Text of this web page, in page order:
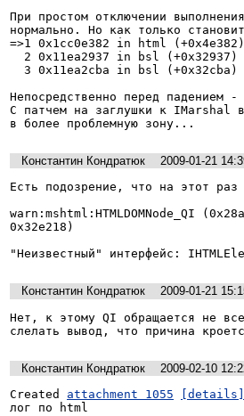
При простом отключении
нормально. Но как только
=>1 0x1cc0e382 in html
Непосредственно перед падением
С патчем на заглушки к IMarshal
в более проблемную зону...
Константин Кондратюк
2009-01-21
Есть подозрение, что на этот
warn:mshtml:HTMLDOMNode_QI
0x32e218)
"Неизвестный" интерфейс:
Константин Кондратюк
2009-01-21
Нет, к этому QI обращается не
слелать вывод, что причина
Константин Кондратюк
2009-02-10
Created attachment 1055
[details]
лог по html